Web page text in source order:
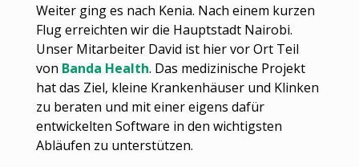
Weiter ging es nach Kenia. Nach einem kurzen
Flug erreichten wir die Hauptstadt Nairobi.
Unser Mitarbeiter David ist hier vor Ort Teil
von Banda Health. Das medizinische Projekt
hat das Ziel, kleine Krankenhäuser und Klinken
zu beraten und mit einer eigens dafür
entwickelten Software in den wichtigsten
Abläufen zu unterstützen.